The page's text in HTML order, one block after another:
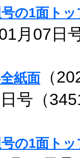
の1面トッ
月07日
紙面 （
号（
の1面トッ